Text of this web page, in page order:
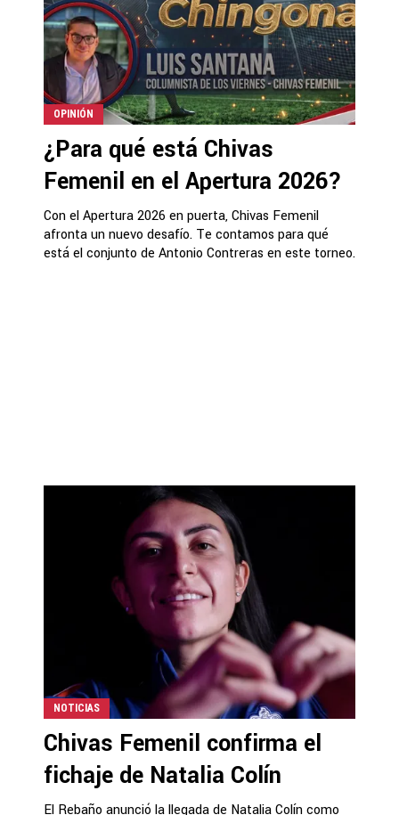
OPINIÓN
¿Para qué está Chivas
Femenil en el Apertura 2026?
Con el Apertura 2026 en puerta, Chivas Femenil
afronta un nuevo desafío. Te contamos para qué
está el conjunto de Antonio Contreras en este torneo.
NOTICIAS
Chivas Femenil confirma el
fichaje de Natalia Colín
El Rebaño anunció la llegada de Natalia Colín como